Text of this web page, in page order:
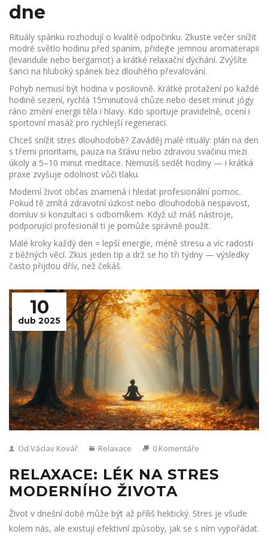
dne
Rituály spánku rozhodují o kvalitě odpočinku. Zkuste večer snížit
modré světlo hodinu před spaním, přidejte jemnou aromaterapii
(levandule nebo bergamot) a krátké relaxační dýchání. Zvýšíte
šanci na hluboký spánek bez dlouhého převalování.
Pohyb nemusí být hodina v posilovně. Krátké protažení po každé
hodině sezení, rychlá 15minutová chůze nebo deset minut jógy
ráno změní energii těla i hlavy. Kdo sportuje pravidelně, ocení i
sportovní masáž pro rychlejší regeneraci.
Chceš snížit stres dlouhodobě? Zaváděj malé rituály: plán na den
s třemi prioritami, pauza na šťávu nebo zdravou svačinu mezi
úkoly a 5–10 minut meditace. Nemusíš sedět hodiny — i krátká
praxe zvyšuje odolnost vůči tlaku.
Moderní život občas znamená i hledat profesionální pomoc.
Pokud tě zmítá zdravotní úzkost nebo dlouhodobá nespavost,
domluv si konzultaci s odborníkem. Když už máš nástroje,
podporující profesionál ti je pomůže správně použít.
Malé kroky každý den = lepší energie, méně stresu a víc radosti
z běžných věcí. Zkus jeden tip a drž se ho tři týdny — výsledky
často přijdou dřív, než čekáš.
10
dub 2025
Od Václav Kovář Relaxace 0 Komentáře
RELAXACE: LÉK NA STRES
MODERNÍHO ŽIVOTA
Život v dnešní době může být až příliš hektický. Stres je všude
kolem nás, ale existují efektivní způsoby, jak se s ním vypořádat.